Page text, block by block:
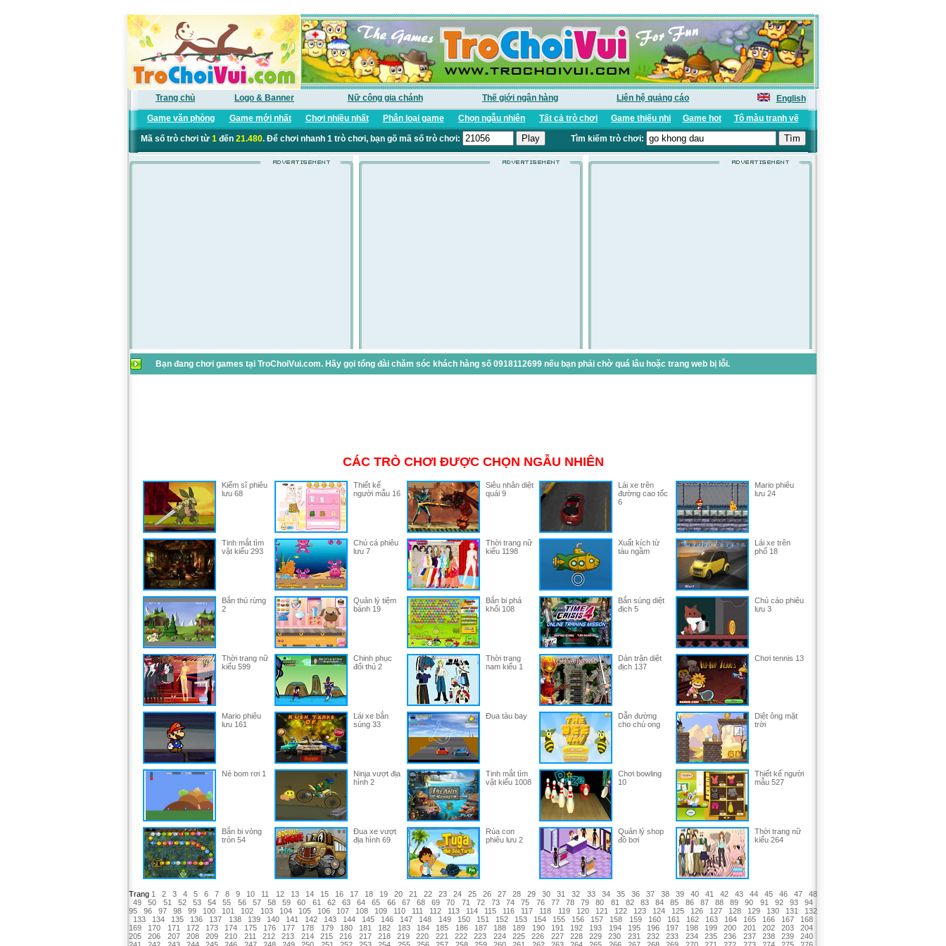
Trang chủ Logo & Banner Nữ công gia chánh Thế giới ngân hàng Liên hệ quảng cáo
English
Game văn phòng
Game mới nhất Chơi nhiều nhất Phân loại game Chọn ngẫu nhiên Tất cả trò chơi Game thiếu nhi Game hot Tô màu tranh vẽ
Mã số trò chơi từ 1đến 21.480. Để chơi nhanh 1 trò chơi, bạn gõ mã số trò chơi: Tìm kiếm trò chơi:
Bạn đang chơi games tại TroChoiVui.com. Hãy gọi tổng đài chăm sóc khách hàng số 0918112699 nếu bạn phải chờ quá lâu hoặc trang web bị lỗi.
CÁC TRÒ CHƠI ĐƯỢC CHỌN NGẪU NHIÊN
Kiếm sĩ phiêu
lưu 68
Thiết kế
người mẫu 16
Siêu nhân diệt
quái 9
Lái xe trên
đường cao tốc
6
Mario phiêu
lưu 24
Tinh mắt tìm
vật kiểu 293
Chú cá phiêu
lưu 7
Thời trang nữ
kiểu 1198
Xuất kích từ
tàu ngầm
Lái xe trên
phố 18
Bắn thú rừng
2
Quản lý tiệm
bánh 19
Bắn bi phá
khối 108
Bắn súng diệt
địch 5
Chú cáo phiêu
lưu 3
Thời trang nữ
kiểu 599
Chinh phục
đối thủ 2
Thời trang
nam kiểu 1
Dàn trận diệt
địch 137
Chơi tennis 13
Mario phiêu
lưu 161
Lái xe bắn
súng 33
Đua tàu bay
Dẫn đường
cho chú ong
Diệt ông mặt
trời
Né bom rơi 1
Ninja vượt địa
hình 2
Tinh mắt tìm
vật kiểu 1008
Chơi bowling
10
Thiết kế người
mẫu 527
Bắn bi vòng
tròn 54
Đua xe vượt
địa hình 69
Rùa con
phiêu lưu 2
Quản lý shop
đồ bơi
Thời trang nữ
kiểu 264
Trang 1 2 3 4 5 6 7 8 9 10 11 12 13 14 15 16 17 18 19 20 21 22 23 24 25 26 27 28 29 30 31 32 33 34 35 36 37 38 39 40 41 42 43 44 45 46 47
48
49
50 51 52 53 54 55 56 57 58 59 60 61 62 63 64 65 66 67 68 69 70 71 72 73 74 75 76 77 78 79 80 81 82 83 84 85 86 87 88 89 90 91 92 93
94
95
96 97 98 99 100 101 102 103 104 105 106 107 108 109 110 111 112 113 114 115 116 117 118 119 120 121 122 123 124 125 126 127 128 129 130 131
132
133
134 135 136 137 138 139 140 141 142 143 144 145 146 147 148 149 150 151 152 153 154 155 156 157 158 159 160 161 162 163 164 165 166 167
168
169
170 171 172 173 174 175 176 177 178 179 180 181 182 183 184 185 186 187 188 189 190 191 192 193 194 195 196 197 198 199 200 201 202 203
204
205
206 207 208 209 210 211 212 213 214 215 216 217 218 219 220 221 222 223 224 225 226 227 228 229 230 231 232 233 234 235 236 237 238 239
240